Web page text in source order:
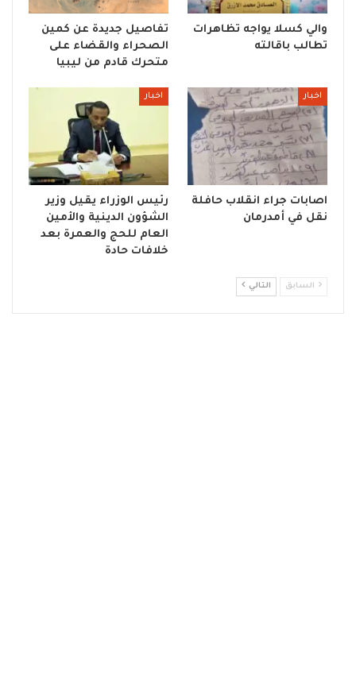
والي كسلا يواجه تظاهرات
تطالب باقالته
تفاصيل جديدة عن كمين
الصحراء والقضاء على
متحرك قادم من ليبيا
اخبار
اصابات جراء انقلاب حافلة
نقل في أمدرمان
اخبار
رئيس الوزراء يقيل وزير
الشؤون الدينية والأمين
العام للحج والعمرة بعد
خلافات حادة
السابق التالي